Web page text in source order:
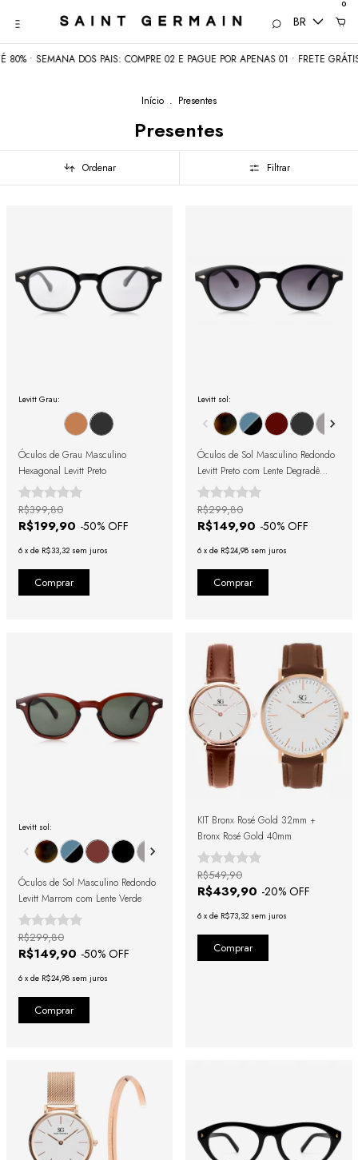
BR
0
SEMANA DOS PAIS: COMPRE 02 E PAGUE POR APENAS 01 • FRETE GRÁTIS
Início . Presentes
Presentes
Ordenar Filtrar
Levitt Grau:
Óculos de Grau Masculino
Hexagonal Levitt Preto
R$199,90 -50% OFF
R$399,80
6 x de R$33,32 sem juros
Levitt sol:
Óculos de Sol Masculino Redondo
Levitt Preto com Lente Degradê
Preto
R$149,90 -50% OFF
R$299,80
6 x de R$24,98 sem juros
Levitt sol:
Óculos de Sol Masculino Redondo
Levitt Marrom com Lente Verde
R$149,90 -50% OFF
R$299,80
6 x de R$24,98 sem juros
KIT Bronx Rosé Gold 32mm +
Bronx Rosé Gold 40mm
R$439,90 -20% OFF
R$549,90
6 x de R$73,32 sem juros